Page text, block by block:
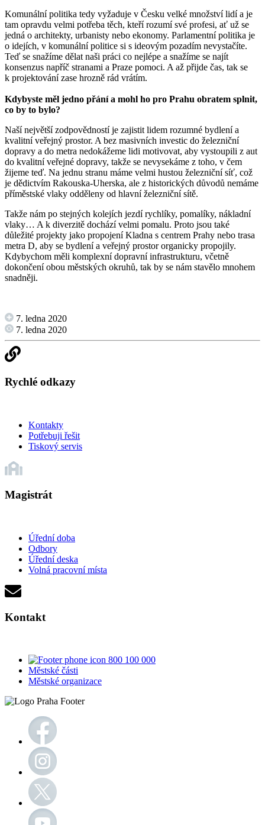
Komunální politika tedy vyžaduje v Česku velké množství lidí a je
tam opravdu velmi potřeba těch, kteří rozumí své profesi, ať už se
jedná o architekty, urbanisty nebo ekonomy. Parlamentní politika je
o idejích, v komunální politice si s ideovým pozadím nevystačíte.
Teď se snažíme dělat naši práci co nejlépe a snažíme se najít
konsenzus napříč stranami a Praze pomoci. A až přijde čas, tak se
k projektování zase hrozně rád vrátím.
Kdybyste měl jedno přání a mohl ho pro Prahu obratem splnit,
co by to bylo?
Naší největší zodpovědností je zajistit lidem rozumné bydlení a
kvalitní veřejný prostor. A bez masivních investic do železniční
dopravy a do metra nedokážeme lidi motivovat, aby vystoupili z aut
do kvalitní veřejné dopravy, takže se nevysekáme z toho, v čem
žijeme teď. Na jednu stranu máme velmi hustou železniční síť, což
je dědictvím Rakouska-Uherska, ale z historických důvodů nemáme
příměstské vlaky odděleny od hlavní železniční sítě.
Takže nám po stejných kolejích jezdí rychlíky, pomalíky, nákladní
vlaky… A k diverzitě dochází velmi pomalu. Proto jsou také
důležité projekty jako propojení Kladna s centrem Prahy nebo trasa
metra D, aby se bydlení a veřejný prostor organicky propojily.
Kdybychom měli komplexní dopravní infrastrukturu, včetně
dokončení obou městských okruhů, tak by se nám stavělo mnohem
snadněji.
7. ledna 2020
7. ledna 2020
Rychlé odkazy
Kontakty
Potřebuji řešit
Tiskový servis
Magistrát
Úřední doba
Odbory
Úřední deska
Volná pracovní místa
Kontakt
800 100 000
Městské části
Městské organizace